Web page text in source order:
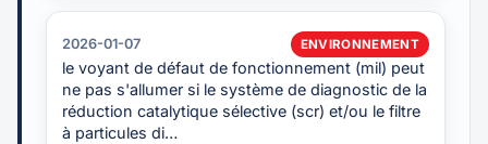
2026-01-07 ENVIRONNEMENT
le voyant de défaut de fonctionnement (mil) peut
ne pas s'allumer si le système de diagnostic de la
réduction catalytique sélective (scr) et/ou le filtre
à particules di…